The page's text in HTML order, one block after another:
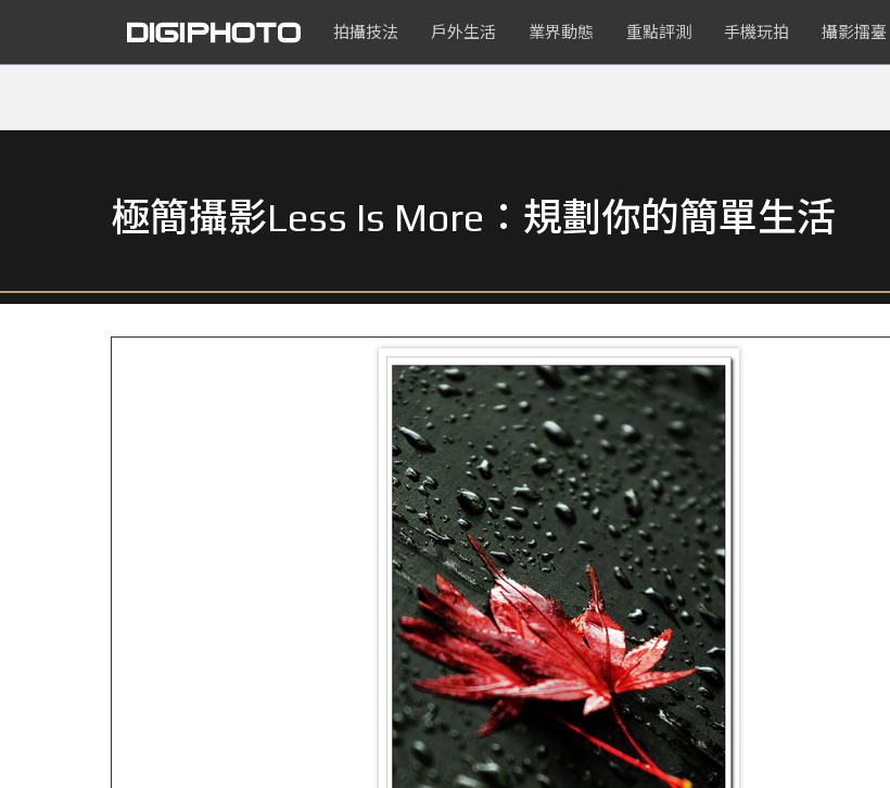
拍攝技法 戶外生活 業界動態 重點評測 手機玩拍 攝影擂臺
極簡攝影Less Is More：規劃你的簡單生活